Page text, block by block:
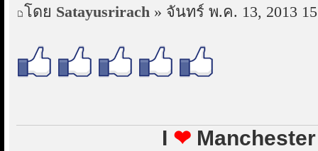
โดย Satayusrirach » จันทร์ พ.ค. 13, 2013
I ❤